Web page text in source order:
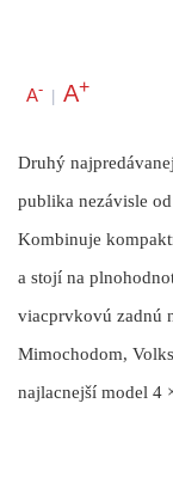
A- | A+
Druhý
publika nezávisle
Kombinuje
a stojí na
viacprvkovú zadnú
Mimochodom,
najlacnejší model 4